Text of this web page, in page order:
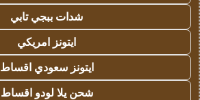
شدات ببجي تابي
ايتونز امريكي
ايتونز سعودي اقساط
شحن يلا لودو اقساط